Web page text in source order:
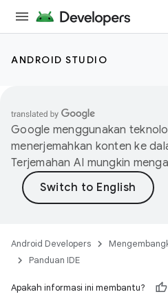
ANDROID STUDIO
Google menggunakan
menerjemahkan konten ke
Terjemahan AI mungkin
Android Developers
Panduan IDE
Apakah informasi ini membantu?